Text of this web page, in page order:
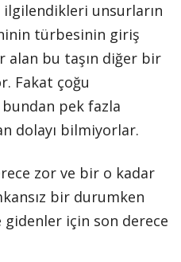
unsurların
türbesinin giriş
alan bu taşın diğer bir
Fakat çoğu
bundan pek fazla
dolayı bilmiyorlar.
zor ve bir o kadar
bir durumken
için son derece